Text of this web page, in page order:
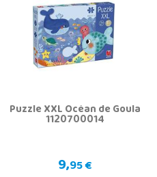
Puzzle XXL Océan de Goula
1120700014
9,95 €